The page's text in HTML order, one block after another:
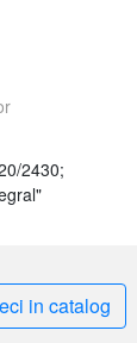
2430;
in catalog